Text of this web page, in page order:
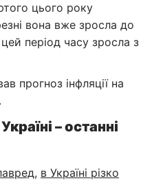
цього року
вона вже зросла до
період часу зросла з
прогноз інфляції на
– останні
, в Україні різко